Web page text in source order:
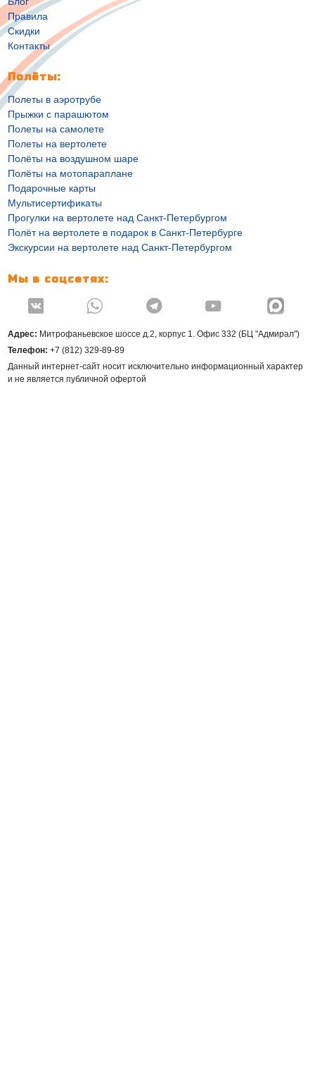
Правила
Скидки
Контакты
Полёты:
Полеты в аэротрубе
Прыжки с парашютом
Полеты на самолете
Полеты на вертолете
Полёты на воздушном шаре
Полёты на мотопараплане
Подарочные карты
Мультисертификаты
Прогулки на вертолете над Санкт-Петербургом
Полёт на вертолете в подарок в Санкт-Петербурге
Экскурсии на вертолете над Санкт-Петербургом
Мы в соцсетях:
   
Адрес: Митрофаньевское шоссе д.2, корпус 1. Офис 332 (БЦ "Адмирал")
Телефон: +7 (812) 329-89-89
Данный интернет-сайт носит исключительно информационный характер
и не является публичной офертой